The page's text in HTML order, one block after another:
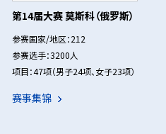
第14届大赛 莫斯科（俄罗斯）
参赛国家/地区：212
参赛选手：3200人
项目：47项（男子24项、女子23项）
赛事集锦